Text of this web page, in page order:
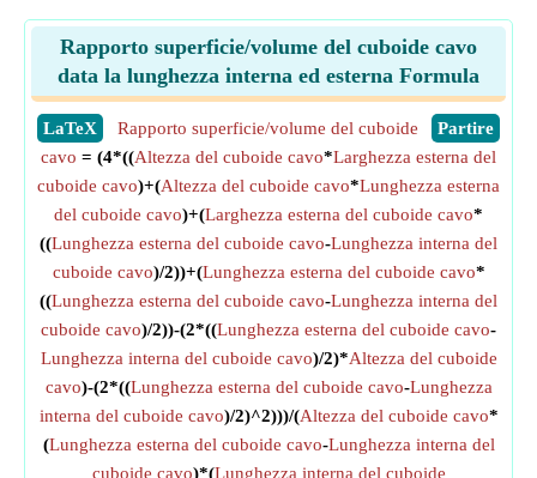
Rapporto superficie/volume del cuboide cavo
data la lunghezza interna ed esterna Formula
​LaTeX ​Partire
Rapporto superficie/volume del cuboide
cavo = (4*((Altezza del cuboide cavo*Larghezza esterna del
cuboide cavo)+(Altezza del cuboide cavo*Lunghezza esterna
del cuboide cavo)+(Larghezza esterna del cuboide cavo*
((Lunghezza esterna del cuboide cavo-Lunghezza interna del
cuboide cavo)/2))+(Lunghezza esterna del cuboide cavo*
((Lunghezza esterna del cuboide cavo-Lunghezza interna del
cuboide cavo)/2))-(2*((Lunghezza esterna del cuboide cavo-
Lunghezza interna del cuboide cavo)/2)*Altezza del cuboide
cavo)-(2*((Lunghezza esterna del cuboide cavo-Lunghezza
interna del cuboide cavo)/2)^2)))/(Altezza del cuboide cavo*
(Lunghezza esterna del cuboide cavo-Lunghezza interna del
cuboide cavo)*(Lunghezza interna del cuboide